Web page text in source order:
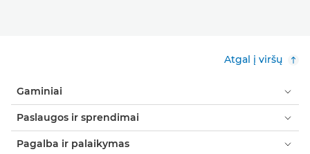
Atgal į viršų
Gaminiai
Paslaugos ir sprendimai
Pagalba ir palaikymas